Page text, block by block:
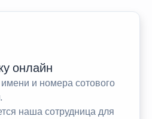
онлайн
и номера сотового
наша сотрудница для